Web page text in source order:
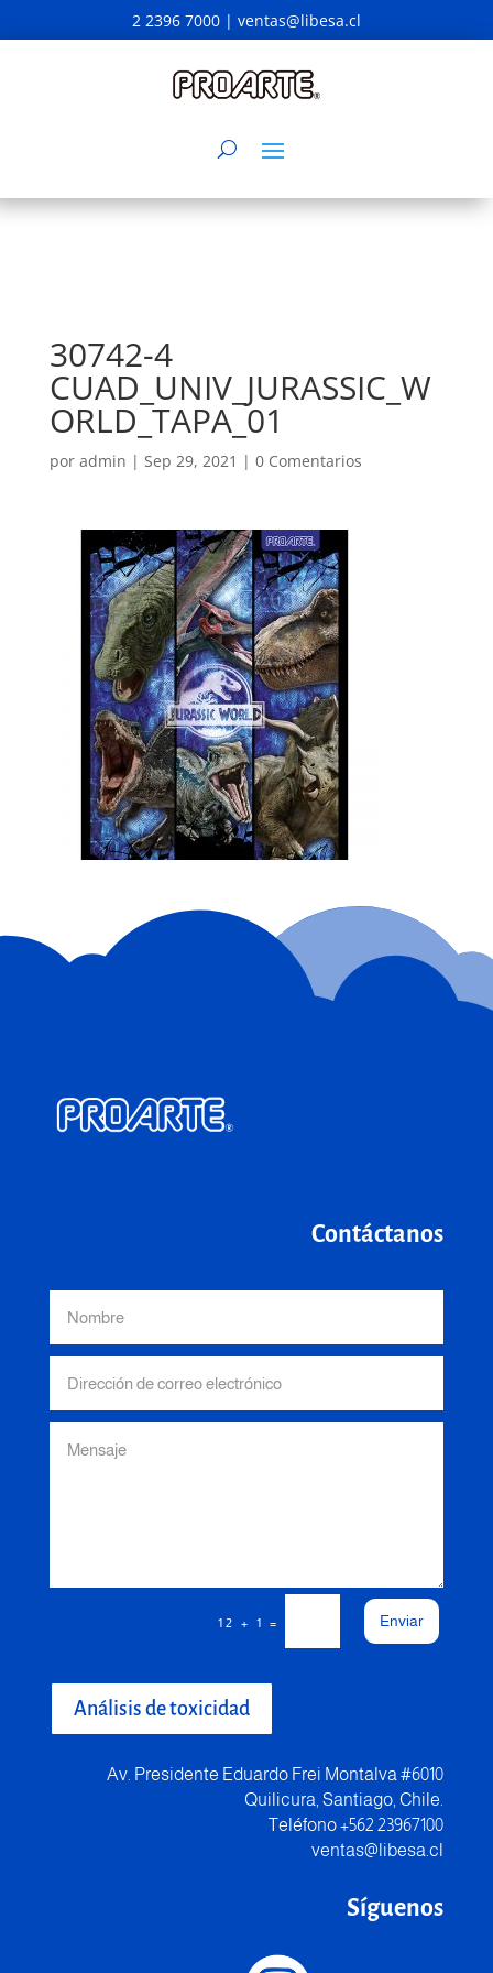
2 2396 7000 | ventas@libesa.cl
30742-4
CUAD_UNIV_JURASSIC_W
ORLD_TAPA_01
por admin | Sep 29, 2021 | 0 Comentarios
Contáctanos
12 + 1 = Enviar
Análisis de toxicidad
Av. Presidente Eduardo Frei Montalva #6010
Quilicura, Santiago, Chile.
Teléfono +562 23967100
ventas@libesa.cl
Síguenos